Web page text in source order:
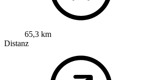
65,3 km
Distanz